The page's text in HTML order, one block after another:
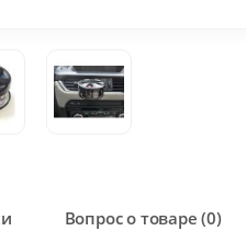
Вопрос о товаре (0)